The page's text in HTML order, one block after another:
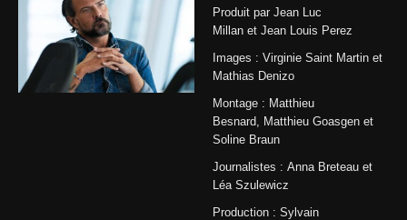
Produit par Jean Luc
Millan et Jean Louis Perez
Images : Virginie Saint Martin et
Mathias Denizo
Montage : Matthieu
Besnard, Matthieu Goasgen et
Soline Braun
Journalistes : Anna Breteau et
Léa Szulewicz
Production : Sylvain